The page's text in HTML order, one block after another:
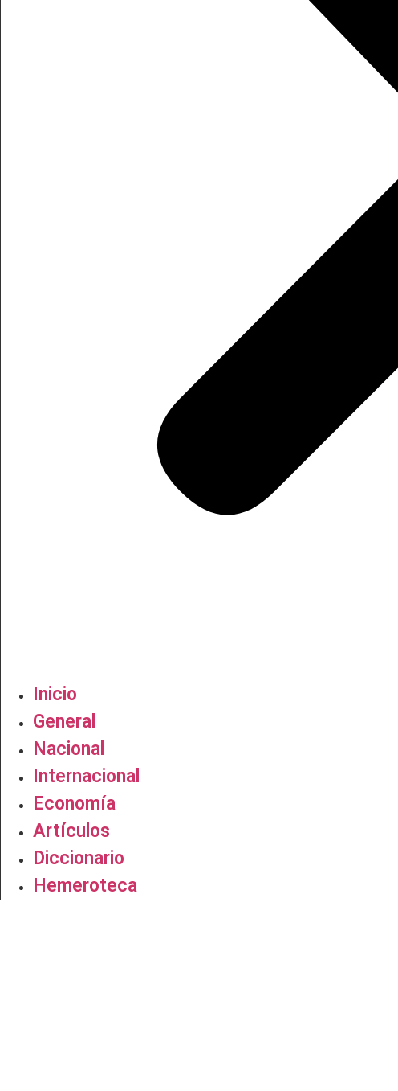
Inicio
General
Nacional
Internacional
Economía
Artículos
Diccionario
Hemeroteca